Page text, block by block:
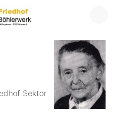
Friedhof
Sektor